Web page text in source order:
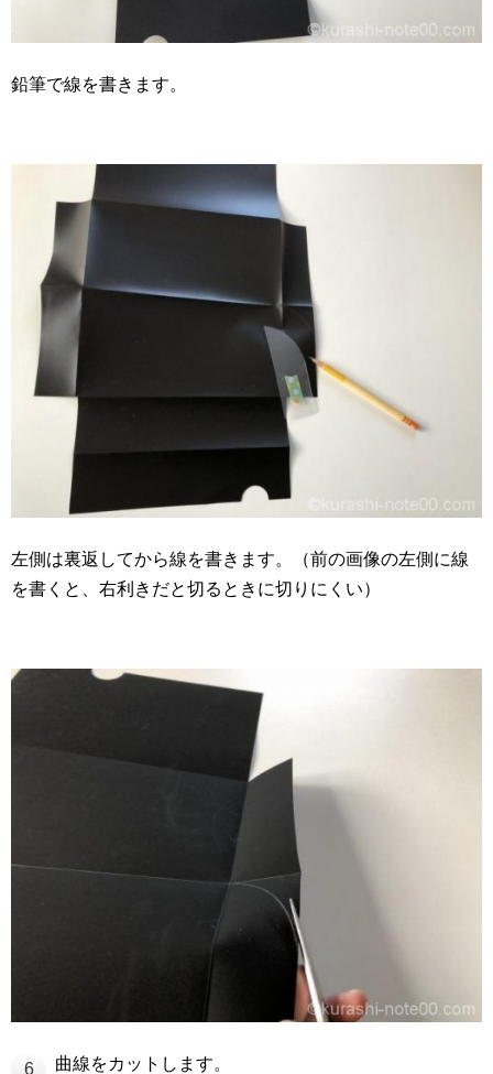
鉛筆で線を書きます。
左側は裏返してから線を書きます。（前の画像の左側に線
を書くと、右利きだと切るときに切りにくい）
6 曲線をカットします。